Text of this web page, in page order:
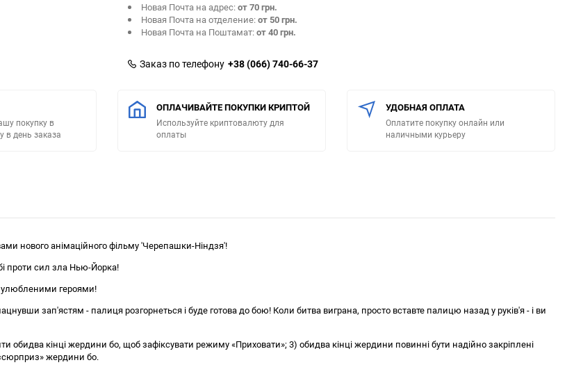
Новая Почта на адрес:от 70 грн.
Новая Почта на отделение:от 50 грн.
Новая Почта на Поштамат:от 40 грн.
Заказ по телефону +38 (066) 740-66-37
покупку в
в день заказа
ОПЛАЧИВАЙТЕ ПОКУПКИ КРИПТОЙ
Используйте криптовалюту для
оплаты
УДОБНАЯ ОПЛАТА
Оплатите покупку онлайн или
наличными курьеру
нового анімаційного фільму 'Черепашки-Ніндзя'!
проти сил зла Нью-Йорка!
улюбленими героями!
зап'ястям - палиця розгорнеться і буде готова до бою! Коли битва виграна, просто вставте палицю назад у руків'я - і ви
кінці жердини бо, щоб зафіксувати режиму «Приховати»; 3) обидва кінці жердини повинні бути надійно закріплені
жердини бо.